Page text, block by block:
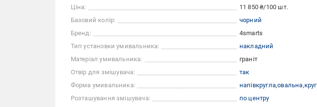
Ціна:
11 850 ₴/100 шт.
Базовий колір:
чорний
Бренд:
4smarts
Тип установки умивальника:
накладний
Матеріал умивальника:
граніт
Отвір для змішувача:
так
Форма умивальника:
напівкругла овальна
Розташування змішувача:
по центру